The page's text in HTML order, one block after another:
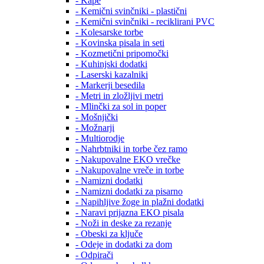
- Kemični svinčniki - plastični
- Kemični svinčniki - reciklirani PVC
- Kolesarske torbe
- Kovinska pisala in seti
- Kozmetični pripomočki
- Kuhinjski dodatki
- Laserski kazalniki
- Markerji besedila
- Metri in zložljivi metri
- Mlinčki za sol in poper
- Mošnjički
- Možnarji
- Multiorodje
- Nahrbtniki in torbe čez ramo
- Nakupovalne EKO vrečke
- Nakupovalne vreče in torbe
- Namizni dodatki
- Namizni dodatki za pisarno
- Napihljive žoge in plažni dodatki
- Naravi prijazna EKO pisala
- Noži in deske za rezanje
- Obeski za ključe
- Odeje in dodatki za dom
- Odpirači